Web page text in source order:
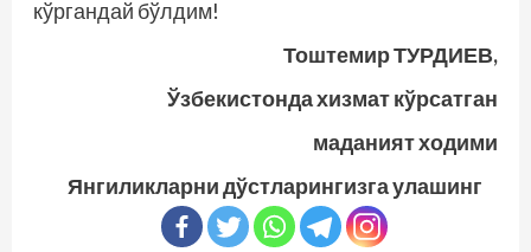
кўргандай бўлдим!
Тоштемир ТУРДИЕВ,
Ўзбекистонда хизмат кўрсатган
маданият ходими
Янгиликларни дўстларингизга улашинг